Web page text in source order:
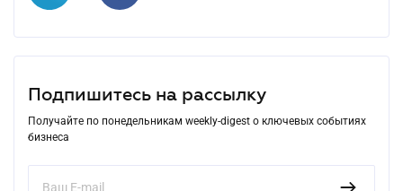
Подпишитесь на рассылку
Получайте по понедельникам weekly-digest о ключевых событиях
бизнеса